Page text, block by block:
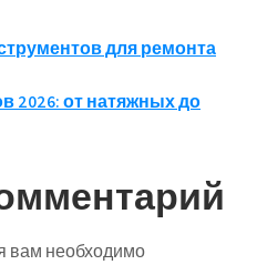
для ремонта
2026: от натяжных до
вам необходимо